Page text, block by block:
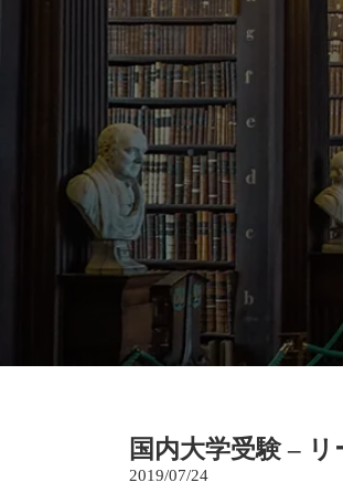
国内大学受験 –
2019/07/24